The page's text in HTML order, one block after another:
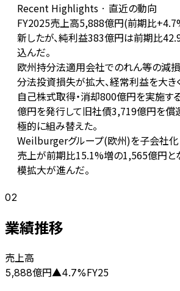
Recent Highlights · 直近の動向
FY2025売上高5,888億円(前期比
新したが、純利益383億円は前期比
込んだ。
欧州持分法適用会社でのれん等の減
分法投資損失が拡大、経常利益を大き
自己株式取得・消却800億円を実施す
億円を発行して旧社債3,719億円を償
極的に組み替えた。
Weilburgerグループ(欧州)を子会社化
売上が前期比15.1%増の1,565億円と
模拡大が進んだ。
02
業績推移
売上高
5,888億円▲4.7%FY25